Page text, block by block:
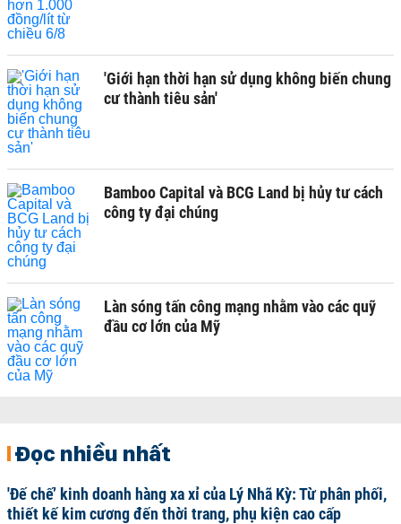
'Giới hạn thời hạn sử dụng không biến chung
cư thành tiêu sản'
Bamboo Capital và BCG Land bị hủy tư cách
công ty đại chúng
Làn sóng tấn công mạng nhằm vào các quỹ
đầu cơ lớn của Mỹ
Đọc nhiều nhất
'Đế chế’ kinh doanh hàng xa xỉ của Lý Nhã Kỳ: Từ phân phối,
thiết kế kim cương đến thời trang, phụ kiện cao cấp